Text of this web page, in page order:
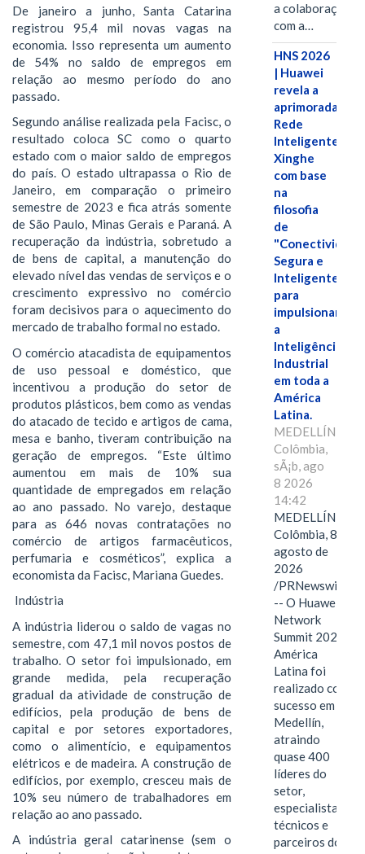
De janeiro a junho, Santa Catarina
registrou 95,4 mil novas vagas na
economia. Isso representa um aumento
de 54% no saldo de empregos em
relação ao mesmo período do ano
passado.
Segundo análise realizada pela Facisc, o
resultado coloca SC como o quarto
estado com o maior saldo de empregos
do país. O estado ultrapassa o Rio de
Janeiro, em comparação o primeiro
semestre de 2023 e fica atrás somente
de São Paulo, Minas Gerais e Paraná. A
recuperação da indústria, sobretudo a
de bens de capital, a manutenção do
elevado nível das vendas de serviços e o
crescimento expressivo no comércio
foram decisivos para o aquecimento do
mercado de trabalho formal no estado.
O comércio atacadista de equipamentos
de uso pessoal e doméstico, que
incentivou a produção do setor de
produtos plásticos, bem como as vendas
do atacado de tecido e artigos de cama,
mesa e banho, tiveram contribuição na
geração de empregos. “Este último
aumentou em mais de 10% sua
quantidade de empregados em relação
ao ano passado. No varejo, destaque
para as 646 novas contratações no
comércio de artigos farmacêuticos,
perfumaria e cosméticos”, explica a
economista da Facisc, Mariana Guedes.
Indústria
A indústria liderou o saldo de vagas no
semestre, com 47,1 mil novos postos de
trabalho. O setor foi impulsionado, em
grande medida, pela recuperação
gradual da atividade de construção de
edifícios, pela produção de bens de
capital e por setores exportadores,
como o alimentício, e equipamentos
elétricos e de madeira. A construção de
edifícios, por exemplo, cresceu mais de
10% seu número de trabalhadores em
relação ao ano passado.
A indústria geral catarinense (sem o
a colaboração
com a…
HNS 2026
| Huawei
revela a
aprimorada
Rede
Inteligente
Xinghe
com base
na
filosofia
de
"Conectividade
Segura e
Inteligente"
para
impulsionar
a
Inteligência
Industrial
em toda a
América
Latina.
MEDELLÍN,
Colômbia,
sÃ¡b, ago
8 2026
14:42
MEDELLÍN,
Colômbia, 8 de
agosto de
2026
/PRNewswire/
-- O Huawei
Network
Summit 2026
América
Latina foi
realizado com
sucesso em
Medellín,
atraindo
quase 400
líderes do
setor,
especialistas
técnicos e
parceiros do